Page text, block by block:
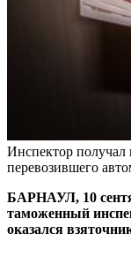
Инспектор получал
перевозившего
БАРНАУЛ, 10
таможенный
оказался